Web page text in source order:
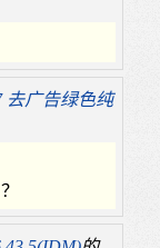
去广告绿色纯